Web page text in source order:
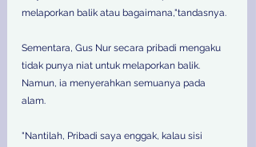
melaporkan balik atau bagaimana,"tandasnya.
Sementara, Gus Nur secara pribadi mengaku
tidak punya niat untuk melaporkan balik.
Namun, ia menyerahkan semuanya pada
alam.
"Nantilah, Pribadi saya enggak, kalau sisi